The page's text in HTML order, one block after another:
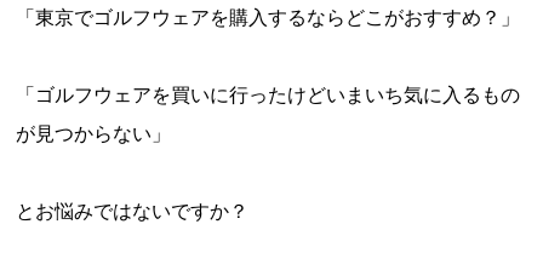
「東京でゴルフウェアを購入するならどこがおすすめ？」
「ゴルフウェアを買いに行ったけどいまいち気に入るもの
が見つからない」
とお悩みではないですか？